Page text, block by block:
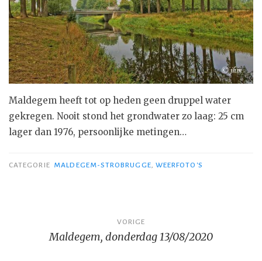
Maldegem heeft tot op heden geen druppel water
gekregen. Nooit stond het grondwater zo laag: 25 cm
lager dan 1976, persoonlijke metingen…
CATEGORIE MALDEGEM-STROBRUGGE, WEERFOTO'S
navigatie
VORIGE
Maldegem, donderdag 13/08/2020